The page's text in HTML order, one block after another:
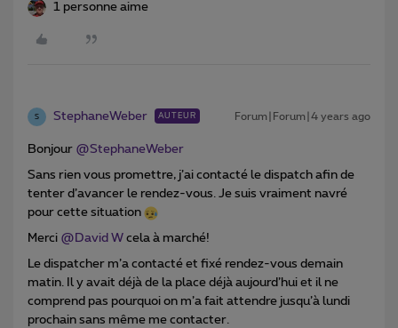
1 personne aime
S StephaneWeber AUTEUR Forum|Forum|4 years ago
Bonjour @StephaneWeber
Sans rien vous promettre, j’ai contacté le dispatch afin de
tenter d’avancer le rendez-vous. Je suis vraiment navré
pour cette situation
Merci @David W cela à marché!
Le dispatcher m’a contacté et fixé rendez-vous demain
matin. Il y avait déjà de la place déjà aujourd’hui et il ne
comprend pas pourquoi on m’a fait attendre jusqu’à lundi
prochain sans même me contacter.